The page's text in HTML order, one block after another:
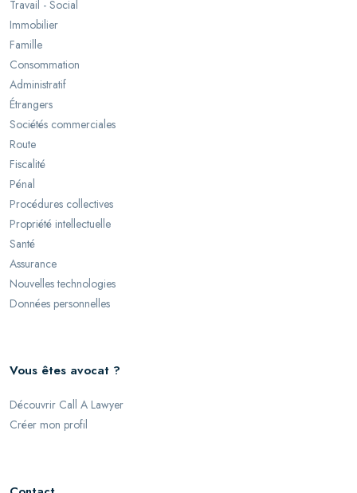
Travail - Social
Immobilier
Famille
Consommation
Administratif
Étrangers
Sociétés commerciales
Route
Fiscalité
Pénal
Procédures collectives
Propriété intellectuelle
Santé
Assurance
Nouvelles technologies
Données personnelles
Vous êtes avocat ?
Découvrir Call A Lawyer
Créer mon profil